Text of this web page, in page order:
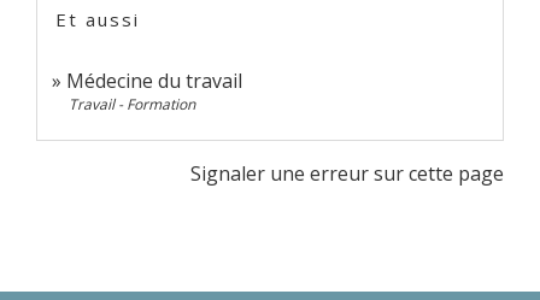
Et aussi
Médecine du travail
Travail - Formation
Signaler une erreur sur cette page